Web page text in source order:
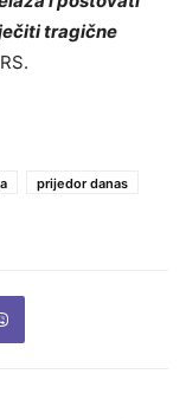
tragične
prijedor danas